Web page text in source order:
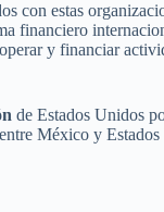
con estas
financiero
y financiar
de Estados Unidos
entre México y Estados